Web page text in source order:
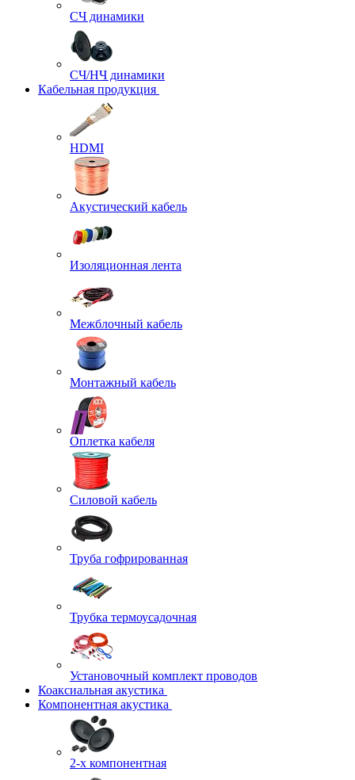
СЧ динамики
СЧ/НЧ динамики
Кабельная продукция
HDMI
Акустический кабель
Изоляционная лента
Межблочный кабель
Монтажный кабель
Оплетка кабеля
Силовой кабель
Труба гофрированная
Трубка термоусадочная
Установочный комплект проводов
Коаксиальная акустика
Компонентная акустика
2-х компонентная